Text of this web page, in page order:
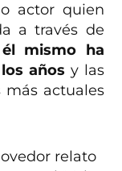
actor quien
a través de
él mismo ha
años y las
más actuales